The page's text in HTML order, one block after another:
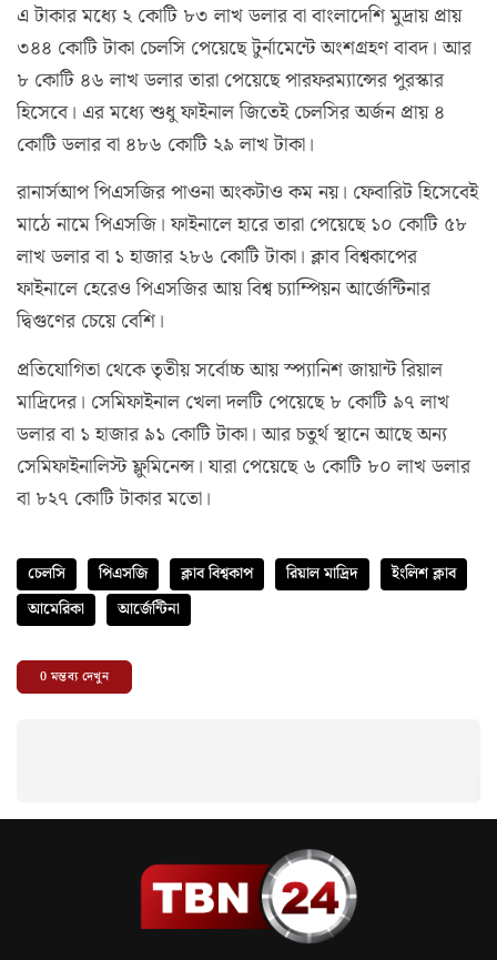
এ টাকার মধ্যে ২ কোটি ৮৩ লাখ ডলার বা বাংলাদেশি মুদ্রায় প্রায়
৩৪৪ কোটি টাকা চেলসি পেয়েছে টুর্নামেন্টে অংশগ্রহণ বাবদ। আর
৮ কোটি ৪৬ লাখ ডলার তারা পেয়েছে পারফরম্যান্সের পুরস্কার
হিসেবে। এর মধ্যে শুধু ফাইনাল জিতেই চেলসির অর্জন প্রায় ৪
কোটি ডলার বা ৪৮৬ কোটি ২৯ লাখ টাকা।
রানার্সআপ পিএসজির পাওনা অংকটাও কম নয়। ফেবারিট হিসেবেই
মাঠে নামে পিএসজি। ফাইনালে হারে তারা পেয়েছে ১০ কোটি ৫৮
লাখ ডলার বা ১ হাজার ২৮৬ কোটি টাকা। ক্লাব বিশ্বকাপের
ফাইনালে হেরেও পিএসজির আয় বিশ্ব চ্যাম্পিয়ন আর্জেন্টিনার
দ্বিগুণের চেয়ে বেশি।
প্রতিযোগিতা থেকে তৃতীয় সর্বোচ্চ আয় স্প্যানিশ জায়ান্ট রিয়াল
মাদ্রিদের। সেমিফাইনাল খেলা দলটি পেয়েছে ৮ কোটি ৯৭ লাখ
ডলার বা ১ হাজার ৯১ কোটি টাকা। আর চতুর্থ স্থানে আছে অন্য
সেমিফাইনালিস্ট ফ্লুমিনেন্স। যারা পেয়েছে ৬ কোটি ৮০ লাখ ডলার
বা ৮২৭ কোটি টাকার মতো।
চেলসি পিএসজি ক্লাব বিশ্বকাপ রিয়াল মাদ্রিদ
ইংলিশ ক্লাব
আমেরিকা
আর্জেন্টিনা
0মন্তব্য দেখুন